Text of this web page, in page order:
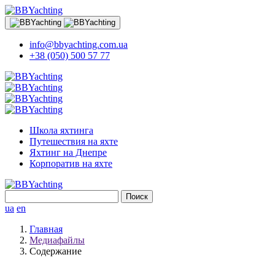
info@bbyachting.com.ua
+38 (050) 500 57 77
Школа яхтинга
Путешествия на яхте
Яхтинг на Днепре
Корпоратив на яхте
ua en
Главная
Медиафайлы
Содержание